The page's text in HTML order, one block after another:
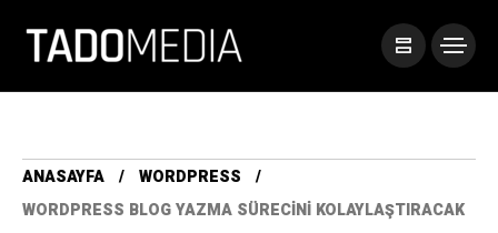
ANASAYFA
WORDPRESS
WORDPRESS BLOG YAZMA SÜRECINI KOLAYLAŞTIRACAK